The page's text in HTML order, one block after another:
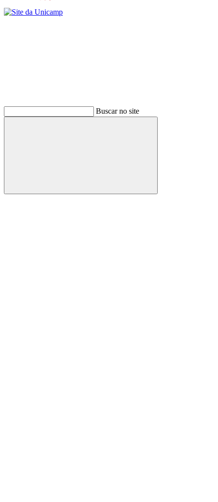
Buscar no site
Buscar